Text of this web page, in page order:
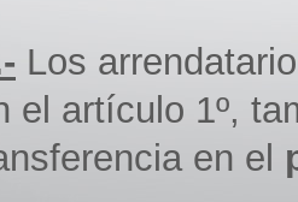
Los
el artículo 1º,
en el